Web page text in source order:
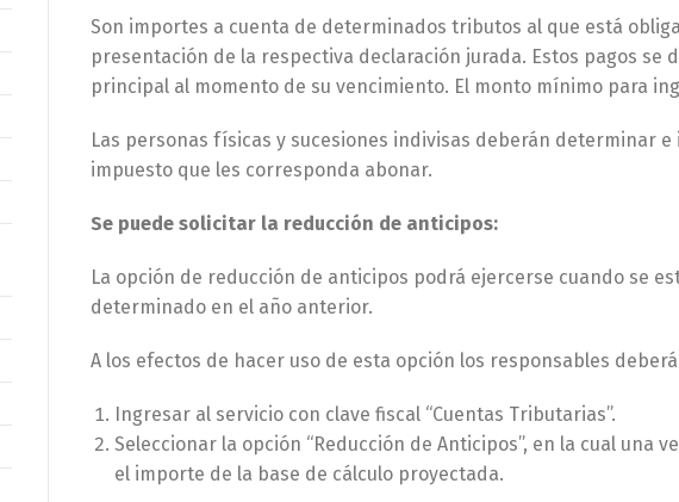
Son importes a cuenta de determinados tributos al que está
presentación de la respectiva declaración jurada. Estos pagos
principal al momento de su vencimiento. El monto mínimo para
Las personas físicas y sucesiones indivisas deberán determinar
impuesto que les corresponda abonar.
Se puede solicitar la reducción de anticipos:
La opción de reducción de anticipos podrá ejercerse cuando se
determinado en el año anterior.
A los efectos de hacer uso de esta opción los responsables
Ingresar al servicio con clave fiscal “Cuentas Tributarias”.
Seleccionar la opción “Reducción de Anticipos”, en la cual una
el importe de la base de cálculo proyectada.